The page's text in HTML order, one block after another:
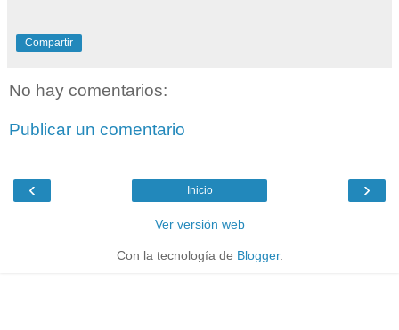
Compartir
No hay comentarios:
Publicar un comentario
‹ ›
Inicio
Ver versión web
Con la tecnología de Blogger.